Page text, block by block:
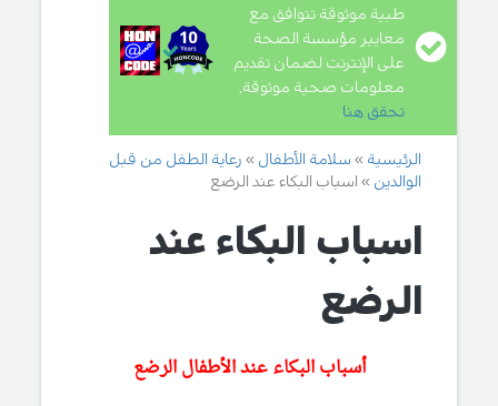
طبية موثوقة تتوافق مع
معايير مؤسسة الصحة
على الإنترنت لضمان تقديم
معلومات صحية موثوقة,
تحقق هنا.
الرئيسية سلامة الأطفال
رعاية الطفل من قبل
الوالدين
اسباب البكاء عند الرضع
اسباب البكاء عند
الرضع
أسباب البكاء عندالأطفالالرضع